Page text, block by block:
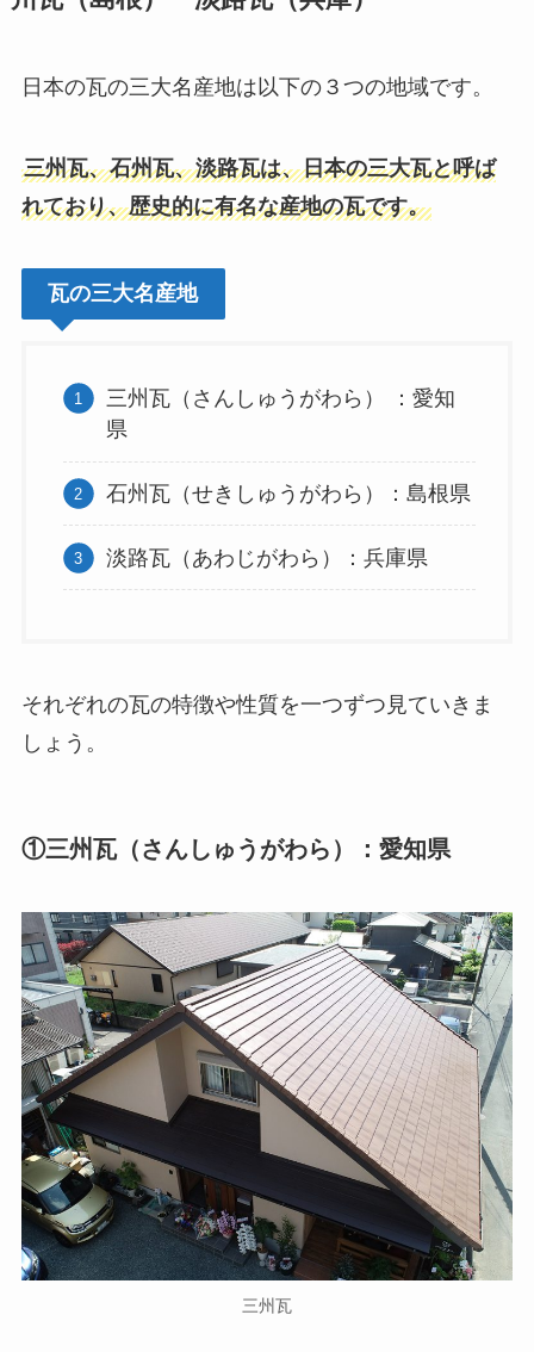
日本の瓦の三大名産地は以下の３つの地域です。
三州瓦、石州瓦、淡路瓦は、日本の三大瓦と呼ば
れており、歴史的に有名な産地の瓦です。
瓦の三大名産地
三州瓦（さんしゅうがわら） ：愛知
県
石州瓦（せきしゅうがわら）：島根県
淡路瓦（あわじがわら）：兵庫県
それぞれの瓦の特徴や性質を一つずつ見ていきま
しょう。
①三州瓦（さんしゅうがわら）：愛知県
三州瓦